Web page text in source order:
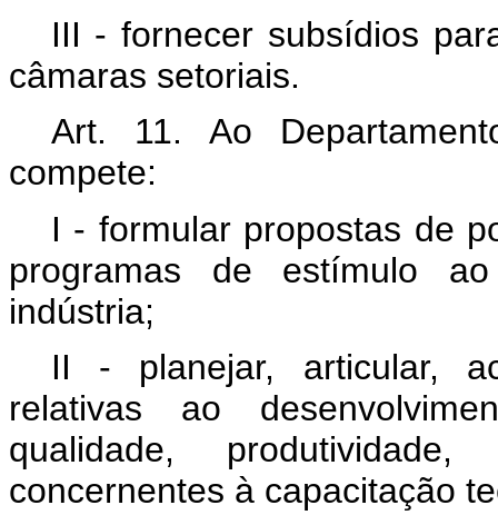
III - fornecer subsídios
câmaras setoriais.
Art. 11. Ao
compete:
I - formular propostas de
programas de estímulo
indústria;
II - planejar, articular,
relativas ao
qualidade,
concernentes à capacitação